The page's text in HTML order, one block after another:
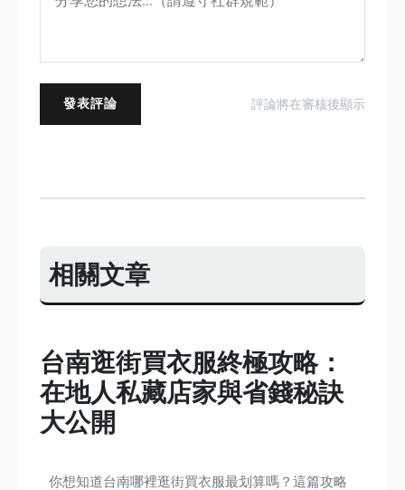
發表評論 評論將在審核後顯示
相關文章
台南逛街買衣服終極攻略：
在地人私藏店家與省錢秘訣
大公開
你想知道台南哪裡逛街買衣服最划算嗎？這篇攻略